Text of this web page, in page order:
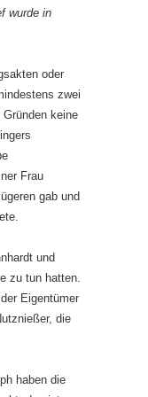
wurde in
oder
zwei
keine
Frau
gab und
und
zu tun hatten.
Eigentümer
die
haben die